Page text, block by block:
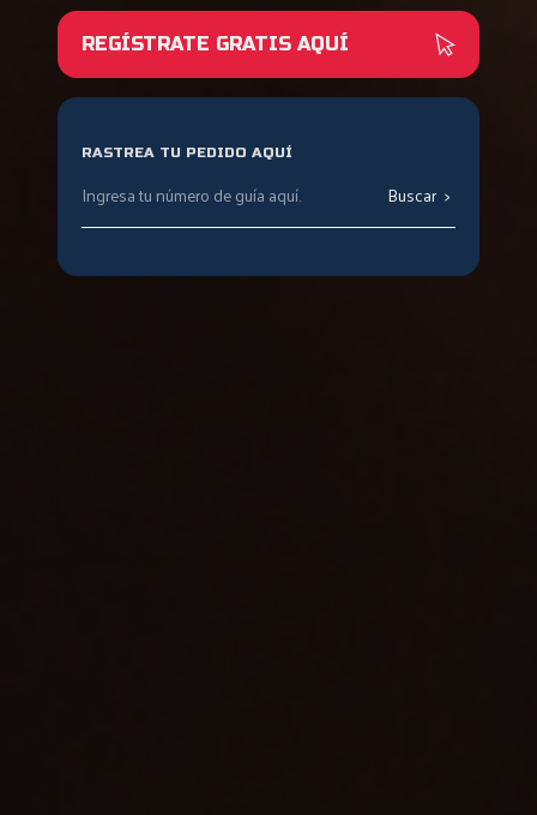
REGÍSTRATE GRATIS AQUÍ
RASTREA TU PEDIDO AQUÍ
Buscar >